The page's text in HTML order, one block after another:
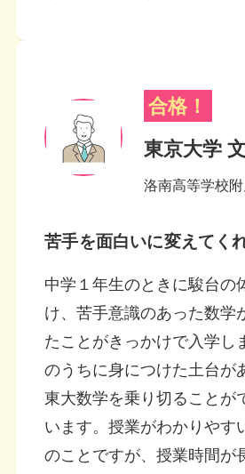
合格！
東京大学
洛南高等学校
苦手を面白いに変えてく
中学１年生のときに駿台の
け、苦手意識のあった数学
たことがきっかけで入学し
のうちに身につけた土台が
東大数学を乗り切ることが
います。授業がわかりやす
のことですが、授業時間が